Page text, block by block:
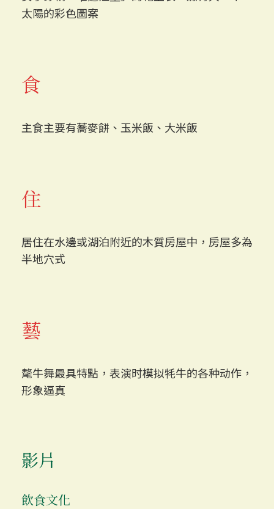
太陽的彩色圖案
食
主食主要有蕎麥餅、玉米飯、大米飯
住
居住在水邊或湖泊附近的木質房屋中，房屋多為
半地穴式
藝
氂牛舞最具特點，表演时模拟牦牛的各种动作，
形象逼真
影片
飲食文化